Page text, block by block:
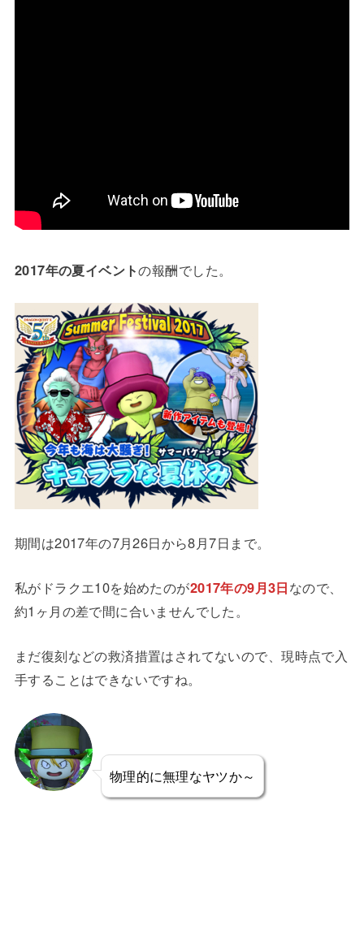
2017年の夏イベントの報酬でした。
期間は2017年の7月26日から8月7日まで。
私がドラクエ10を始めたのが2017年の9月3日なので、
約1ヶ月の差で間に合いませんでした。
まだ復刻などの救済措置はされてないので、現時点で入
手することはできないですね。
物理的に無理なヤツか～